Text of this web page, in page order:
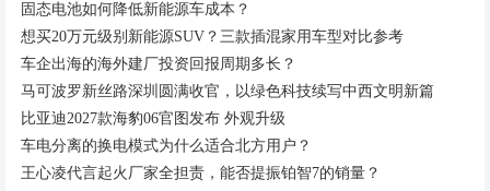
固态电池如何降低新能源车成本？
想买20万元级别新能源SUV？三款插混家用车型对比参考
车企出海的海外建厂投资回报周期多长？
马可波罗新丝路深圳圆满收官，以绿色科技续写中西文明新篇
比亚迪2027款海豹06官图发布 外观升级
车电分离的换电模式为什么适合北方用户？
王心凌代言起火厂家全担责，能否提振铂智7的销量？